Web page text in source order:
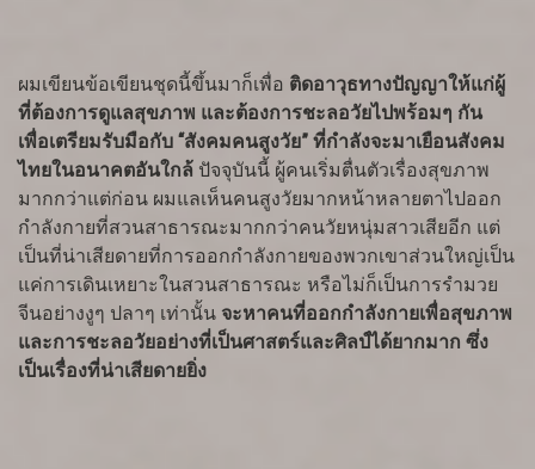
ผมเขียนข้อเขียนชุดนี้ขึ้นมาก็เพื่อ ติดอาวุธทางปัญญาให้แก่ผู้
ที่ต้องการดูแลสุขภาพ และต้องการชะลอวัยไปพร้อมๆ กัน
เพื่อเตรียมรับมือกับ “สังคมคนสูงวัย” ที่กำลังจะมาเยือนสังคม
ไทยในอนาคตอันใกล้ ปัจจุบันนี้ ผู้คนเริ่มตื่นตัวเรื่องสุขภาพ
มากกว่าแต่ก่อน ผมแลเห็นคนสูงวัยมากหน้าหลายตาไปออก
กำลังกายที่สวนสาธารณะมากกว่าคนวัยหนุ่มสาวเสียอีก แต่
เป็นที่น่าเสียดายที่การออกกำลังกายของพวกเขาส่วนใหญ่เป็น
แค่การเดินเหยาะในสวนสาธารณะ หรือไม่ก็เป็นการรำมวย
จีนอย่างงูๆ ปลาๆ เท่านั้น จะหาคนที่ออกกำลังกายเพื่อสุขภาพ
และการชะลอวัยอย่างที่เป็นศาสตร์และศิลป์ได้ยากมาก ซึ่ง
เป็นเรื่องที่น่าเสียดายยิ่ง